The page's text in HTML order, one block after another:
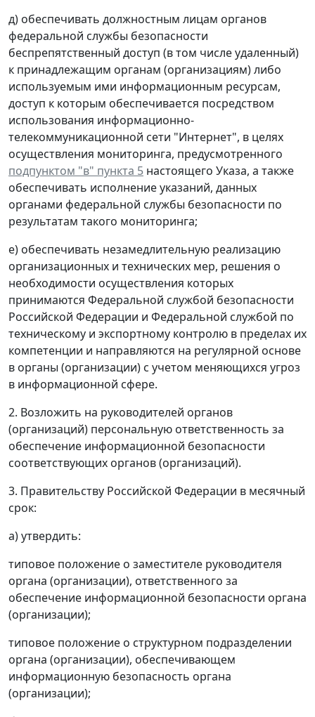
д) обеспечивать должностным лицам органов
федеральной службы безопасности
беспрепятственный доступ (в том числе удаленный)
к принадлежащим органам (организациям) либо
используемым ими информационным ресурсам,
доступ к которым обеспечивается посредством
использования информационно-
телекоммуникационной сети "Интернет", в целях
осуществления мониторинга, предусмотренного
подпунктом "в" пункта 5 настоящего Указа, а также
обеспечивать исполнение указаний, данных
органами федеральной службы безопасности по
результатам такого мониторинга;
е) обеспечивать незамедлительную реализацию
организационных и технических мер, решения о
необходимости осуществления которых
принимаются Федеральной службой безопасности
Российской Федерации и Федеральной службой по
техническому и экспортному контролю в пределах их
компетенции и направляются на регулярной основе
в органы (организации) с учетом меняющихся угроз
в информационной сфере.
2. Возложить на руководителей органов
(организаций) персональную ответственность за
обеспечение информационной безопасности
соответствующих органов (организаций).
3. Правительству Российской Федерации в месячный
срок:
а) утвердить:
типовое положение о заместителе руководителя
органа (организации), ответственного за
обеспечение информационной безопасности органа
(организации);
типовое положение о структурном подразделении
органа (организации), обеспечивающем
информационную безопасность органа
(организации);